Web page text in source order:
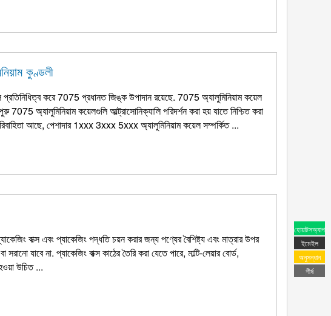
কুণ্ডলী
করে 7075 প্রধানত জিঙ্ক উপাদান রয়েছে. 7075 অ্যালুমিনিয়াম কয়েল
অ্যালুমিনিয়াম কয়েলগুলি আল্ট্রাসোনিক্যালি পরিদর্শন করা হয় যাতে নিশ্চিত করা
আছে, পেশাদার 1xxx 3xxx 5xxx অ্যালুমিনিয়াম কয়েল সম্পর্কিত ...
বাক্স এবং প্যাকেজিং পদ্ধতি চয়ন করার জন্য পণ্যের বৈশিষ্ট্য এবং মাত্রার উপর
যাবে না. প্যাকেজিং বাক্স কাঠের তৈরি করা যেতে পারে, মাল্টি-লেয়ার বোর্ড,
উচিত ...
হোয়াটসঅ্যাপ
ইমেইল
অনুসন্ধান
শীর্ষ